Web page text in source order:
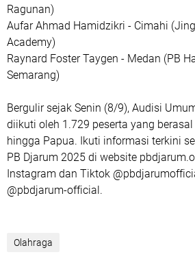
Ragunan)
Aufar Ahmad Hamidzikri - Cimahi
Academy)
Raynard Foster Taygen - Medan (PB
Semarang)
Bergulir sejak Senin (8/9), Audisi
diikuti oleh 1.729 peserta yang
hingga Papua. Ikuti informasi terkini
PB Djarum 2025 di website
Instagram dan Tiktok
@pbdjarum-official.
Olahraga